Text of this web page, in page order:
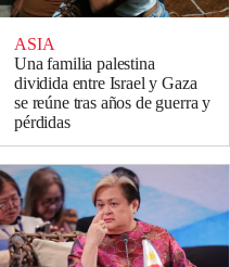
ASIA
Una familia palestina
dividida entre Israel y Gaza
se reúne tras años de guerra y
pérdidas